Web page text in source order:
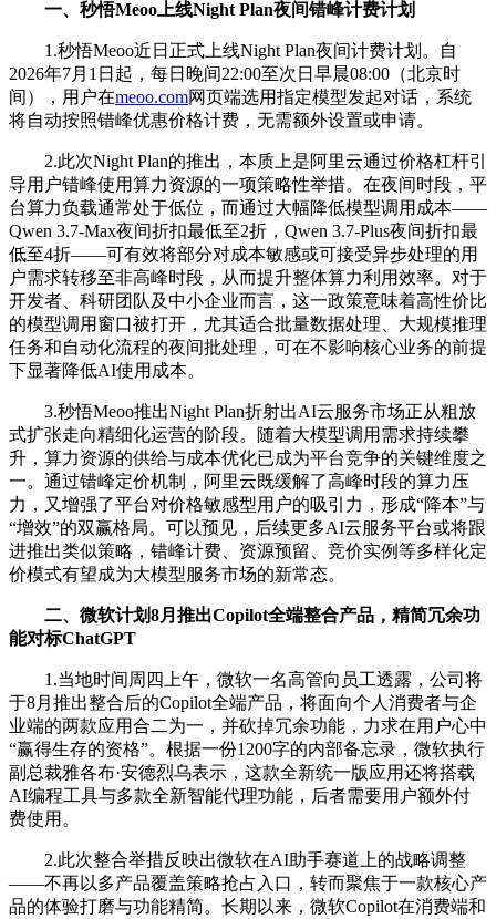
一、秒悟Meoo上线Night Plan夜间错峰计费计划
1.秒悟Meoo近日正式上线Night Plan夜间计费计划。自
2026年7月1日起，每日晚间22:00至次日早晨08:00（北京时
间），用户在meoo.com网页端选用指定模型发起对话，系统
将自动按照错峰优惠价格计费，无需额外设置或申请。
2.此次Night Plan的推出，本质上是阿里云通过价格杠杆引
导用户错峰使用算力资源的一项策略性举措。在夜间时段，平
台算力负载通常处于低位，而通过大幅降低模型调用成本——
Qwen 3.7-Max夜间折扣最低至2折，Qwen 3.7-Plus夜间折扣最
低至4折——可有效将部分对成本敏感或可接受异步处理的用
户需求转移至非高峰时段，从而提升整体算力利用效率。对于
开发者、科研团队及中小企业而言，这一政策意味着高性价比
的模型调用窗口被打开，尤其适合批量数据处理、大规模推理
任务和自动化流程的夜间批处理，可在不影响核心业务的前提
下显著降低AI使用成本。
3.秒悟Meoo推出Night Plan折射出AI云服务市场正从粗放
式扩张走向精细化运营的阶段。随着大模型调用需求持续攀
升，算力资源的供给与成本优化已成为平台竞争的关键维度之
一。通过错峰定价机制，阿里云既缓解了高峰时段的算力压
力，又增强了平台对价格敏感型用户的吸引力，形成“降本”与
“增效”的双赢格局。可以预见，后续更多AI云服务平台或将跟
进推出类似策略，错峰计费、资源预留、竞价实例等多样化定
价模式有望成为大模型服务市场的新常态。
二、微软计划8月推出Copilot全端整合产品，精简冗余功
能对标ChatGPT
1.当地时间周四上午，微软一名高管向员工透露，公司将
于8月推出整合后的Copilot全端产品，将面向个人消费者与企
业端的两款应用合二为一，并砍掉冗余功能，力求在用户心中
“赢得生存的资格”。根据一份1200字的内部备忘录，微软执行
副总裁雅各布·安德烈乌表示，这款全新统一版应用还将搭载
AI编程工具与多款全新智能代理功能，后者需要用户额外付
费使用。
2.此次整合举措反映出微软在AI助手赛道上的战略调整
——不再以多产品覆盖策略抢占入口，转而聚焦于一款核心产
品的体验打磨与功能精简。长期以来，微软Copilot在消费端和